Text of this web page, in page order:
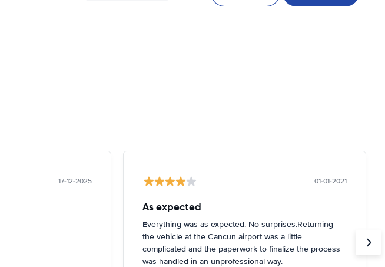
17-12-2025 01-01-2021
As expected
Everything was as expected. No surprises.Returning
the vehicle at the Cancun airport was a little
complicated and the paperwork to finalize the process
was handled in an unprofessional way.